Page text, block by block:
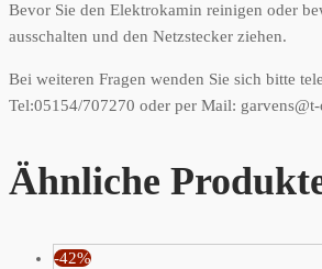
Bevor Sie den Elektrokamin reinigen oder
ausschalten und den Netzstecker ziehen.
Bei weiteren Fragen wenden Sie sich bitte
Tel:05154/707270 oder per Mail:
Ähnliche
-42%